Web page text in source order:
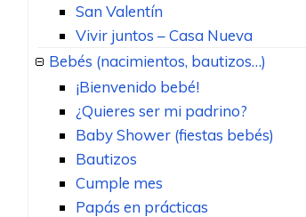
San Valentín
Vivir juntos – Casa Nueva
Bebés (nacimientos, bautizos…)
¡Bienvenido bebé!
¿Quieres ser mi padrino?
Baby Shower (fiestas bebés)
Bautizos
Cumple mes
Papás en prácticas